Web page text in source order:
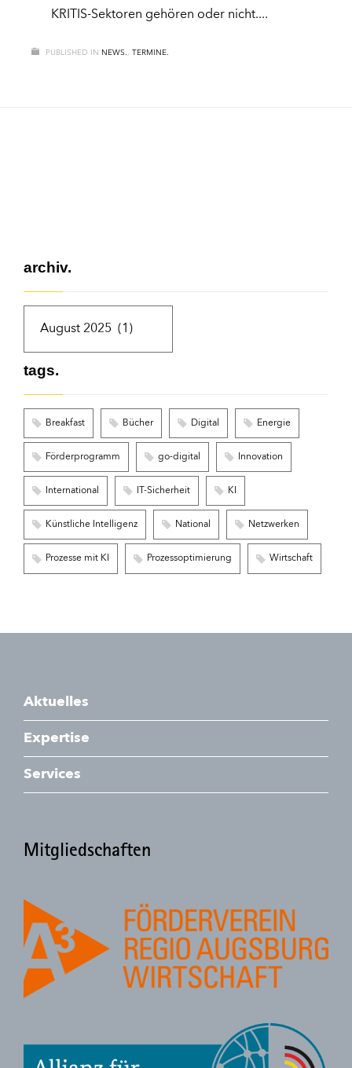
KRITIS-Sektoren gehören oder nicht.
PUBLISHED IN NEWS. , TERMINE.
archiv.
tags.
Breakfast Bücher Digital Energie
Förderprogramm go-digital Innovation
International IT-Sicherheit KI
Künstliche Intelligenz National Netzwerken
Prozesse mit KI Prozessoptimierung Wirtschaft
Aktuelles
Expertise
Services
Mitgliedschaften